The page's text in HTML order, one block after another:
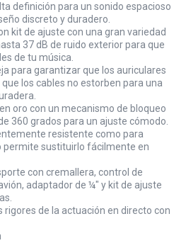
definición para un sonido espacioso
discreto y duradero.
kit de ajuste con una gran variedad
37 dB de ruido exterior para que
de tu música.
para garantizar que los auriculares
los cables no estorben para una
oro con un mecanismo de bloqueo
360 grados para un ajuste cómodo.
resistente como para
permite sustituirlo fácilmente en
con cremallera, control de
adaptador de ¼" y kit de ajuste
rigores de la actuación en directo con